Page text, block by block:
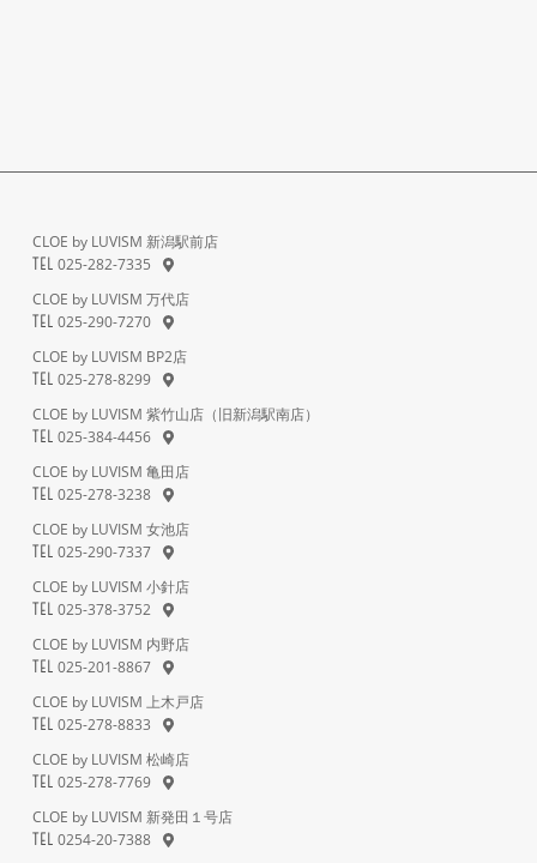
CLOE by LUVISM 新潟駅前店
TEL
025-282-7335
CLOE by LUVISM 万代店
TEL
025-290-7270
CLOE by LUVISM BP2店
TEL
025-278-8299
CLOE by LUVISM 紫竹山店（旧新潟駅南店）
TEL
025-384-4456
CLOE by LUVISM 亀田店
TEL
025-278-3238
CLOE by LUVISM 女池店
TEL
025-290-7337
CLOE by LUVISM 小針店
TEL
025-378-3752
CLOE by LUVISM 内野店
TEL
025-201-8867
CLOE by LUVISM 上木戸店
TEL
025-278-8833
CLOE by LUVISM 松崎店
TEL
025-278-7769
CLOE by LUVISM 新発田１号店
TEL
0254-20-7388